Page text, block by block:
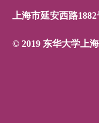
上海市延安西路1882
© 2019 东华大学上